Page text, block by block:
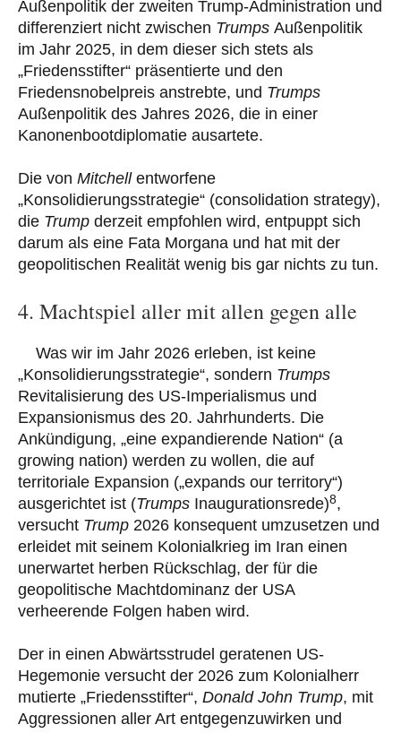
Außenpolitik der zweiten Trump-Administration und
differenziert nicht zwischen Trumps Außenpolitik
im Jahr 2025, in dem dieser sich stets als
„Friedensstifter“ präsentierte und den
Friedensnobelpreis anstrebte, und Trumps
Außenpolitik des Jahres 2026, die in einer
Kanonenbootdiplomatie ausartete.
Die von Mitchellentworfene
„Konsolidierungsstrategie“ (consolidation strategy),
die Trump derzeit empfohlen wird, entpuppt sich
darum als eine Fata Morgana und hat mit der
geopolitischen Realität wenig bis gar nichts zu tun.
4. Machtspiel aller mit allen gegen alle
Was wir im Jahr 2026 erleben, ist keine
„Konsolidierungsstrategie“, sondern Trumps
Revitalisierung des US-Imperialismus und
Expansionismus des 20. Jahrhunderts. Die
Ankündigung, „eine expandierende Nation“ (a
growing nation) werden zu wollen, die auf
territoriale Expansion („expands our territory“)
ausgerichtet ist (Trumps Inaugurationsrede)8,
versucht Trump 2026 konsequent umzusetzen und
erleidet mit seinem Kolonialkrieg im Iran einen
unerwartet herben Rückschlag, der für die
geopolitische Machtdominanz der USA
verheerende Folgen haben wird.
Der in einen Abwärtsstrudel geratenen US-
Hegemonie versucht der 2026 zum Kolonialherr
mutierte „Friedensstifter“, Donald John Trump, mit
Aggressionen aller Art entgegenzuwirken und